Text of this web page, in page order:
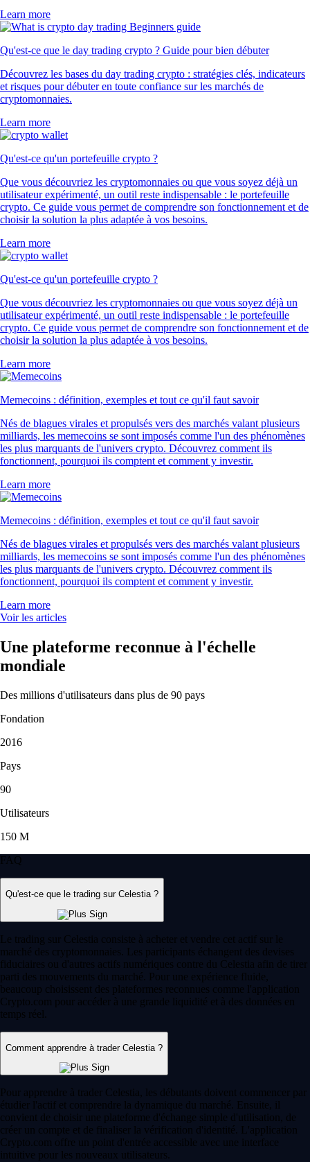
Learn more
Qu'est-ce que le day trading crypto ? Guide pour bien débuter
Découvrez les bases du day trading crypto : stratégies clés, indicateurs
et risques pour débuter en toute confiance sur les marchés de
cryptomonnaies.
Learn more
Qu'est-ce qu'un portefeuille crypto ?
Que vous découvriez les cryptomonnaies ou que vous soyez déjà un
utilisateur expérimenté, un outil reste indispensable : le portefeuille
crypto. Ce guide vous permet de comprendre son fonctionnement et de
choisir la solution la plus adaptée à vos besoins.
Learn more
Qu'est-ce qu'un portefeuille crypto ?
Que vous découvriez les cryptomonnaies ou que vous soyez déjà un
utilisateur expérimenté, un outil reste indispensable : le portefeuille
crypto. Ce guide vous permet de comprendre son fonctionnement et de
choisir la solution la plus adaptée à vos besoins.
Learn more
Memecoins : définition, exemples et tout ce qu'il faut savoir
Nés de blagues virales et propulsés vers des marchés valant plusieurs
milliards, les memecoins se sont imposés comme l'un des phénomènes
les plus marquants de l'univers crypto. Découvrez comment ils
fonctionnent, pourquoi ils comptent et comment y investir.
Learn more
Memecoins : définition, exemples et tout ce qu'il faut savoir
Nés de blagues virales et propulsés vers des marchés valant plusieurs
milliards, les memecoins se sont imposés comme l'un des phénomènes
les plus marquants de l'univers crypto. Découvrez comment ils
fonctionnent, pourquoi ils comptent et comment y investir.
Learn more
Voir les articles
Une plateforme reconnue à l'échelle
mondiale
Des millions d'utilisateurs dans plus de 90 pays
Fondation
2016
Pays
90
Utilisateurs
150 M
FAQ
Qu'est-ce que le trading sur Celestia ?
Le trading sur Celestia consiste à acheter et vendre cet actif sur le
marché des cryptomonnaies. Les participants échangent des devises
fiduciaires ou d'autres actifs numériques contre du Celestia afin de tirer
parti des mouvements du marché. Pour une expérience fluide,
beaucoup choisissent des plateformes reconnues comme l'application
Crypto.com pour accéder à une grande liquidité et à des données en
temps réel.
Comment apprendre à trader Celestia ?
Pour apprendre à trader Celestia, les débutants doivent commencer par
étudier l'actif et comprendre la dynamique du marché. Ensuite, il
convient de choisir une plateforme d'échange simple d'utilisation, de
créer un compte et de finaliser la vérification d'identité. L'application
Crypto.com offre un point d'entrée accessible avec une interface
intuitive pour les nouveaux utilisateurs.